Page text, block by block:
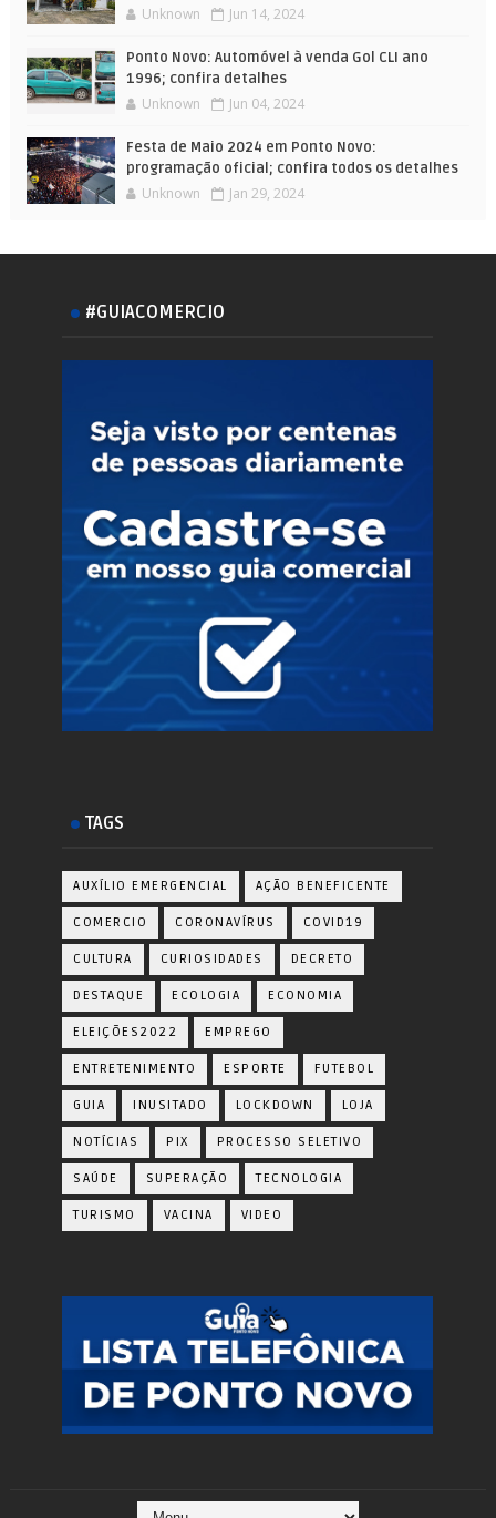
Unknown Jun 14, 2024
Ponto Novo: Automóvel à venda Gol CLI ano
1996; confira detalhes
Unknown Jun 04, 2024
Festa de Maio 2024 em Ponto Novo:
programação oficial; confira todos os detalhes
Unknown Jan 29, 2024
#GUIACOMERCIO
TAGS
AUXÍLIO EMERGENCIAL AÇÃO BENEFICENTE
COMERCIO CORONAVÍRUS COVID19
CULTURA CURIOSIDADES DECRETO
DESTAQUE ECOLOGIA ECONOMIA
ELEIÇÕES2022 EMPREGO
ENTRETENIMENTO ESPORTE FUTEBOL
GUIA INUSITADO LOCKDOWN LOJA
NOTÍCIAS PIX PROCESSO SELETIVO
SAÚDE SUPERAÇÃO TECNOLOGIA
TURISMO VACINA VIDEO